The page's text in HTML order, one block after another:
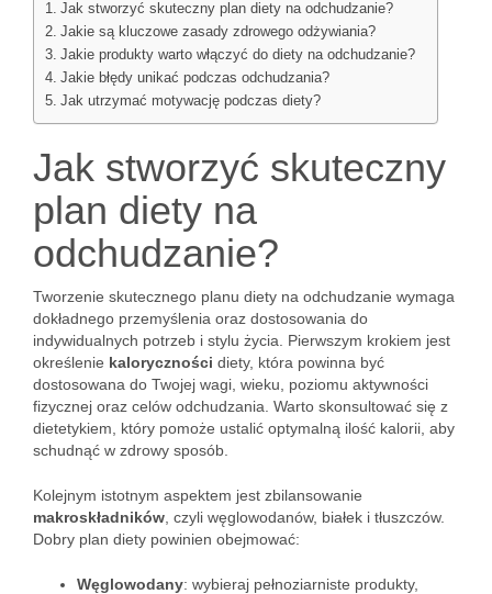
Jak stworzyć skuteczny plan diety na odchudzanie?
Jakie są kluczowe zasady zdrowego odżywiania?
Jakie produkty warto włączyć do diety na odchudzanie?
Jakie błędy unikać podczas odchudzania?
Jak utrzymać motywację podczas diety?
Jak stworzyć skuteczny
plan diety na
odchudzanie?
Tworzenie skutecznego planu diety na odchudzanie wymaga
dokładnego przemyślenia oraz dostosowania do
indywidualnych potrzeb i stylu życia. Pierwszym krokiem jest
określenie kaloryczności diety, która powinna być
dostosowana do Twojej wagi, wieku, poziomu aktywności
fizycznej oraz celów odchudzania. Warto skonsultować się z
dietetykiem, który pomoże ustalić optymalną ilość kalorii, aby
schudnąć w zdrowy sposób.
Kolejnym istotnym aspektem jest zbilansowanie
makroskładników , czyli węglowodanów, białek i tłuszczów.
Dobry plan diety powinien obejmować:
Węglowodany: wybieraj pełnoziarniste produkty,